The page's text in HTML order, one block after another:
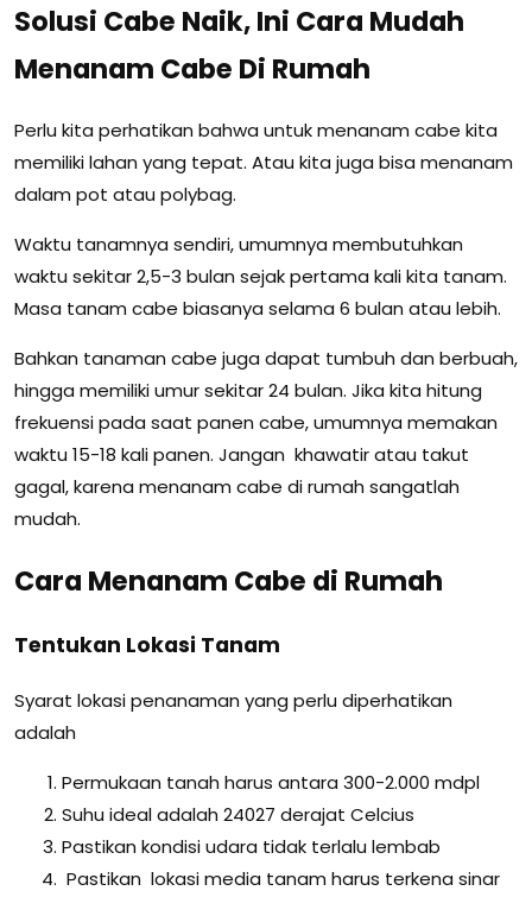
Solusi Cabe Naik, Ini Cara Mudah
Menanam Cabe Di Rumah
Perlu kita perhatikan bahwa untuk menanam cabe kita
memiliki lahan yang tepat. Atau kita juga bisa menanam
dalam pot atau polybag.
Waktu tanamnya sendiri, umumnya membutuhkan
waktu sekitar 2,5-3 bulan sejak pertama kali kita tanam.
Masa tanam cabe biasanya selama 6 bulan atau lebih.
Bahkan tanaman cabe juga dapat tumbuh dan berbuah,
hingga memiliki umur sekitar 24 bulan. Jika kita hitung
frekuensi pada saat panen cabe, umumnya memakan
waktu 15-18 kali panen. Jangan khawatir atau takut
gagal, karena menanam cabe di rumah sangatlah
mudah.
Cara Menanam Cabe di Rumah
Tentukan Lokasi Tanam
Syarat lokasi penanaman yang perlu diperhatikan
adalah
Permukaan tanah harus antara 300-2.000 mdpl
Suhu ideal adalah 24027 derajat Celcius
Pastikan kondisi udara tidak terlalu lembab
Pastikan lokasi media tanam harus terkena sinar